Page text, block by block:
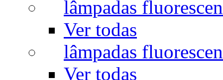
lâmpadas
Ver todas
lâmpadas
Ver todas